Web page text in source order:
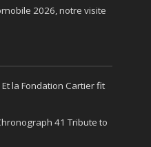
2026, notre visite
la Fondation Cartier fit
41 Tribute to